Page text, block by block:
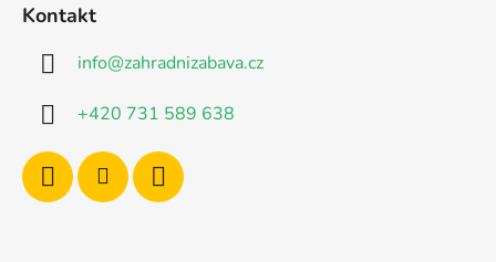
Kontakt
info@zahradnizabava.cz
+420 731 589 638